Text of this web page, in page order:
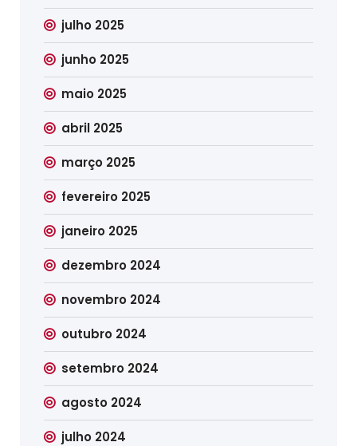
julho 2025
junho 2025
maio 2025
abril 2025
março 2025
fevereiro 2025
janeiro 2025
dezembro 2024
novembro 2024
outubro 2024
setembro 2024
agosto 2024
julho 2024